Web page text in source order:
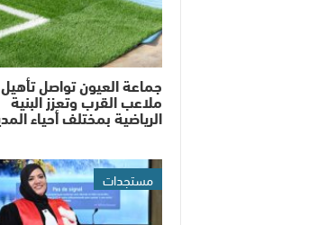
جماعة العيون تواصل تأهيل
ملاعب القرب وتعزز البنية
الرياضية بمختلف أحياء
مستجدات